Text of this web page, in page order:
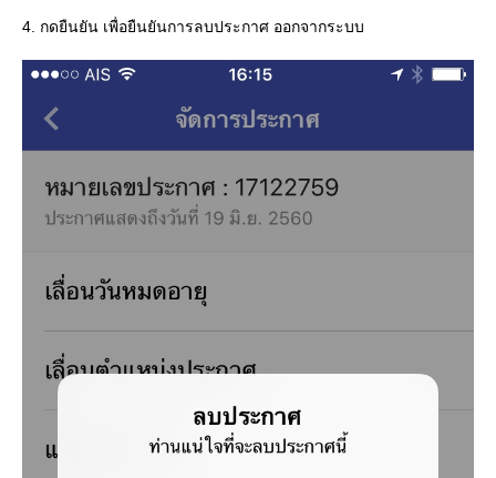
4. กดยืนยัน เพื่อยืนยันการลบประกาศ ออกจากระบบ